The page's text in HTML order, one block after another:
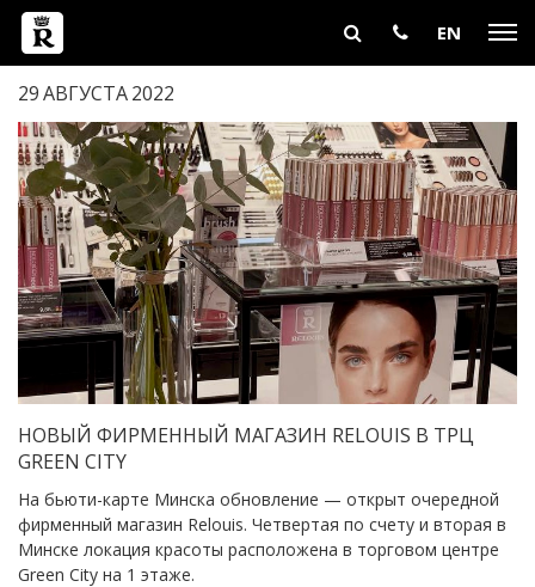
EN
29АВГУСТА2022
НОВЫЙ ФИРМЕННЫЙ МАГАЗИН RELOUIS В ТРЦ
GREEN CITY
На бьюти-карте Минска обновление — открыт очередной
фирменный магазин Relouis. Четвертая по счету и вторая в
Минске локация красоты расположена в торговом центре
Green City на 1 этаже.